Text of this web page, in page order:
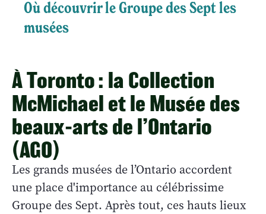
Où découvrir le Groupe des Sept les
musées
À Toronto : la Collection
McMichael et le Musée des
beaux-arts de l’Ontario
(AGO)
Les grands musées de l’Ontario accordent
une place d'importance au célébrissime
Groupe des Sept. Après tout, ces hauts lieux